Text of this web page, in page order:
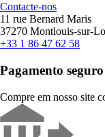
Contacte-nos
11 rue Bernard Maris
37270 Montlouis-sur-
+33 1 86 47 62 58
Pagamento seguro
Compre em nosso site